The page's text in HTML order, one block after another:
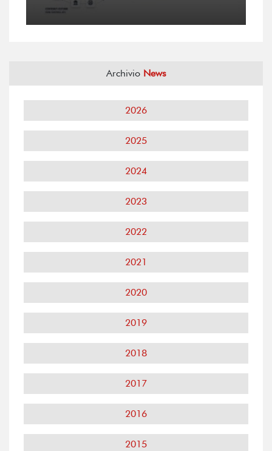
Archivio News
2026
2025
2024
2023
2022
2021
2020
2019
2018
2017
2016
2015